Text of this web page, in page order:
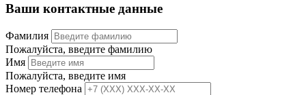
Ваши контактные данные
Фамилия
Пожалуйста, введите фамилию
Имя
Пожалуйста, введите имя
Номер телефона